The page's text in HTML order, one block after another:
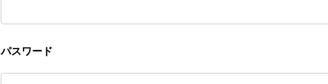
パスワード